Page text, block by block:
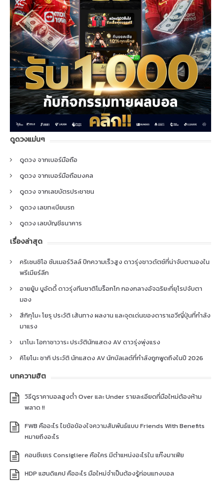
ดูดวงแม่นๆ
ดูดวง จากเบอร์มือถือ
ดูดวง จากเบอร์มือถือมงคล
ดูดวง จากเลขบัตรประชาชน
ดูดวง เลขทะเบียนรถ
ดูดวง เลขบัญชีธนาคาร
เรื่องล่าสุด
คริเซนซิโอ ซัมเมอร์วิลล์ ปีกความเร็วสูง ดาวรุ่งชาวดัตช์ที่น่าจับตามองใน
พรีเมียร์ลีก
อายยู้บ บูอัดดี้ ดาวรุ่งทีมชาติโมร็อกโก กองกลางอัจฉริยะที่ยุโรปจับตา
มอง
สึกิกุโมะ โยรุ ประวัติ เส้นทาง ผลงาน และจุดเด่นของดาราเอวีญี่ปุ่นที่กำลัง
มาแรง
นาโนะ โอกาซาวาระ ประวัตินักแสดง AV ดาวรุ่งพุ่งแรง
คิโยโนะ ซากิ ประวัติ นักแสดง AV นักบัลเลต์ที่กำลังถูกพูดถึงในปี 2026
บทความฮิต
วิธีดูราคาบอลสูงต่ำ Over และ Under รายละเอียดที่มือใหม่ต้องห้าม
พลาด !!
FWB คืออะไร ไขข้อข้องใจความสัมพันธ์แบบ Friends With Benefits
หมายถึงอะไร
คอนซีเยเร Consigliere คือใคร มีตำแหน่งอะไรใน แก๊งมาเฟีย
HDP แฮนดิแคป คืออะไร มือใหม่จำเป็นต้องรู้ก่อนแทงบอล